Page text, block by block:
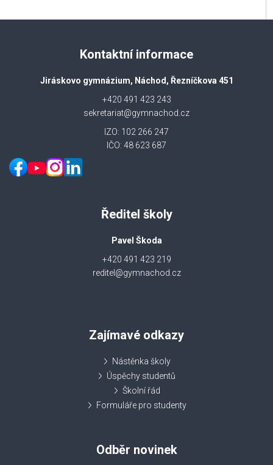
Kontaktní informace
Jiráskovo gymnázium, Náchod, Řezníčkova 451
+420 491 423 243
sekretariat@gymnachod.cz
IZO: 102 266 247
IČO: 48 623 687
Ředitel školy
Pavel Škoda
+420 491 423 219
reditel@gymnachod.cz
Zajímavé odkazy
Nástěnka školy
Úspěchy studentů
Školní řád
Formuláře pro studenty
Odběr novinek